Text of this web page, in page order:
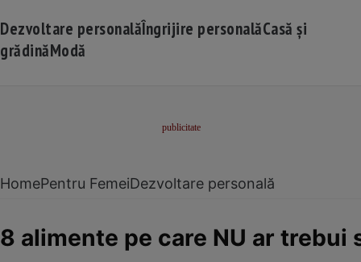
Dezvoltare personalăÎngrijire personalăCasă și
grădinăModă
HomePentru FemeiDezvoltare personală
8 alimente pe care NU ar trebui